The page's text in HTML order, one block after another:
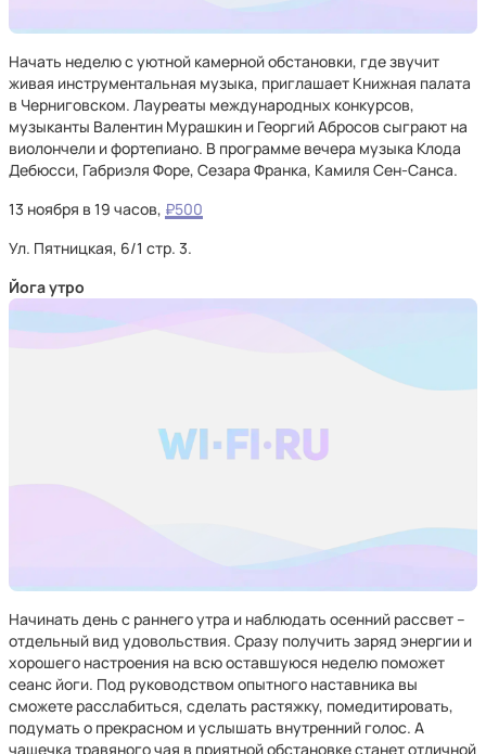
Начать неделю с уютной камерной обстановки, где звучит
живая инструментальная музыка, приглашает Книжная палата
в Черниговском. Лауреаты международных конкурсов,
музыканты Валентин Мурашкин и Георгий Абросов сыграют на
виолончели и фортепиано. В программе вечера музыка Клода
Дебюсси, Габриэля Форе, Сезара Франка, Камиля Сен-Санса.
13 ноября в 19 часов, ₽500
Ул. Пятницкая, 6/1 стр. 3.
Йога утро
Начинать день с раннего утра и наблюдать осенний рассвет –
отдельный вид удовольствия. Сразу получить заряд энергии и
хорошего настроения на всю оставшуюся неделю поможет
сеанс йоги. Под руководством опытного наставника вы
сможете расслабиться, сделать растяжку, помедитировать,
подумать о прекрасном и услышать внутренний голос. А
чашечка травяного чая в приятной обстановке станет отличной